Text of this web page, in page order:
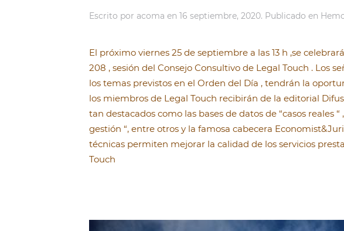
Escrito por acoma en 16 septiembre, 2020. Publicado en
El próximo viernes 25 de septiembre a las 13 h ,se
208 , sesión del Consejo Consultivo de Legal Touch . Los
los temas previstos en el Orden del Día , tendrán la
los miembros de Legal Touch recibirán de la editorial
tan destacados como las bases de datos de “casos reales
gestión “, entre otros y la famosa cabecera
técnicas permiten mejorar la calidad de los servicios
Touch